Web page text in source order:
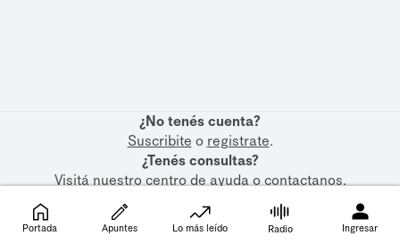
¿No tenés cuenta?
Suscribite o registrate.
¿Tenés consultas?
Visitá nuestrocentro de ayudaocontactanos.
Portada Apuntes Lo más leído Radio Ingresar